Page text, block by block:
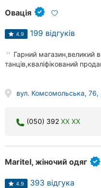
Овація
4.9 199 відгуків
Гарний магазин,великий
танців,кваліфікований
вул. Комсомольська, 76,
(050) 392 XX XX
Maritel, жіночий одяг
4.9 393 відгука